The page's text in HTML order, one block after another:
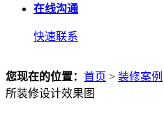
在线沟通
快速联系
您现在的位置： 首页 > 装修案例
所装修设计效果图